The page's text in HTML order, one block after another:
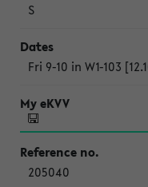
S
Fri 9-10 in W1-103
205040